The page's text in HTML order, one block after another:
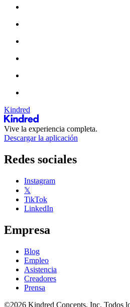
Kindred
Vive la experiencia completa.
Descargar la aplicación
Redes sociales
Instagram
𝕏
TikTok
LinkedIn
Empresa
Blog
Empleo
Asistencia
Creadores
Prensa
©2026 Kindred Concepts, Inc. Todos